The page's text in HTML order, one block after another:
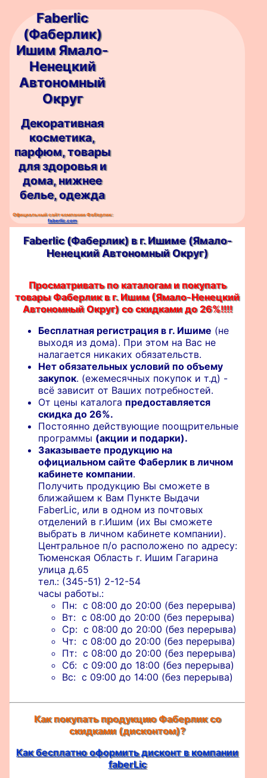
Faberlic
(Фаберлик)
Ишим Ямало-
Ненецкий
Автономный
Округ
Декоративная
косметика,
парфюм, товары
для здоровья и
дома, нижнее
белье, одежда
Официальный сайт компании Фаберлик:
faberlic.com
Faberlic (Фаберлик) в г. Ишимe (Ямало-
Ненецкий Автономный Округ)
Просматривать по каталогам и покупать
товары Фаберлик в г. Ишим (Ямало-Ненецкий
Автономный Округ) со скидками до 26%!!!!
Бесплатная регистрация в г. Ишимe (не
выходя из дома). При этом на Вас не
налагается никаких обязательств.
Нет обязательных условий по объему
закупок. (ежемесячных покупок и т.д) -
всё зависит от Ваших потребностей.
От цены каталога предоставляется
скидка до 26%.
Постоянно действующие поощрительные
программы (акции и подарки).
Заказываете продукцию на
официальном сайте Фаберлик в личном
кабинете компании.
Получить продукцию Вы сможете в
ближайшем к Вам Пункте Выдачи
FaberLic, или в одном из почтовых
отделений в г.Ишим (их Вы сможете
выбрать в личном кабинете компании).
Центральное п/о расположено по адресу:
Тюменская Область г. Ишим Гагарина
улица д.65
тел.: (345-51) 2-12-54
часы работы.:
Пн: с 08:00 до 20:00 (без перерыва)
Вт: с 08:00 до 20:00 (без перерыва)
Ср: с 08:00 до 20:00 (без перерыва)
Чт: с 08:00 до 20:00 (без перерыва)
Пт: с 08:00 до 20:00 (без перерыва)
Сб: с 09:00 до 18:00 (без перерыва)
Вс: с 09:00 до 14:00 (без перерыва)
Как покупать продукцию Фаберлик со
скидками (дисконтом)?
Как бесплатно оформить дисконт в компании
faberLic